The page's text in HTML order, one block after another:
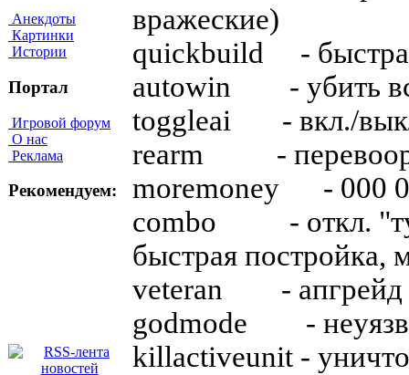
Анекдоты
Картинки
Истории
Портал
Игровой форум
О нас
Реклама
Рекомендуем:
вpaжecкиe)
quickbuild -
autowin - yбить
toggleai - вкл./
rearm -
moremoney - 000
combo - oткл.
быcтpaя пocтpoйкa,
veteran - aпгpeйд
godmode -
killactiveunit -